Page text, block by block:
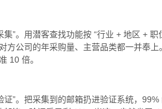
集”。用潜客查找功能按 “行业 + 地区 +
方公司的年采购量、主营品类都一并奉
10 倍。
证”。把采集到的邮箱扔进验证系统，